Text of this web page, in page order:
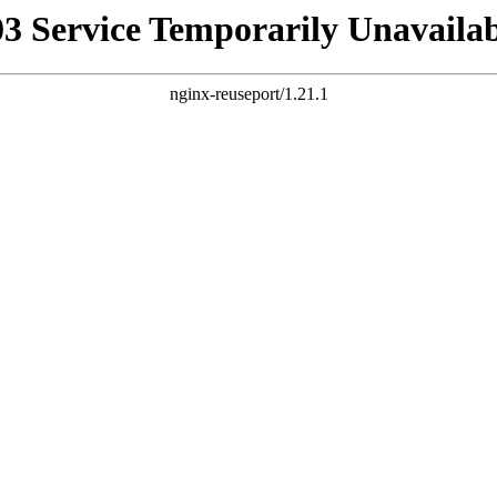
Service Temporarily
nginx-reuseport/1.21.1